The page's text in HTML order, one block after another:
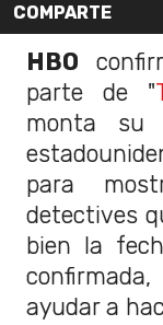
COMPARTE
HBO
parte de "
monta su
para
detectives
bien la
ayudar a